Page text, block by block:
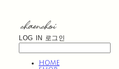
LOG IN 로그인
HOME